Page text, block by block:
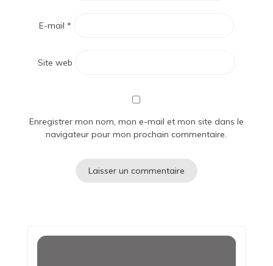
E-mail *
Site web
Enregistrer mon nom, mon e-mail et mon site dans le
navigateur pour mon prochain commentaire.